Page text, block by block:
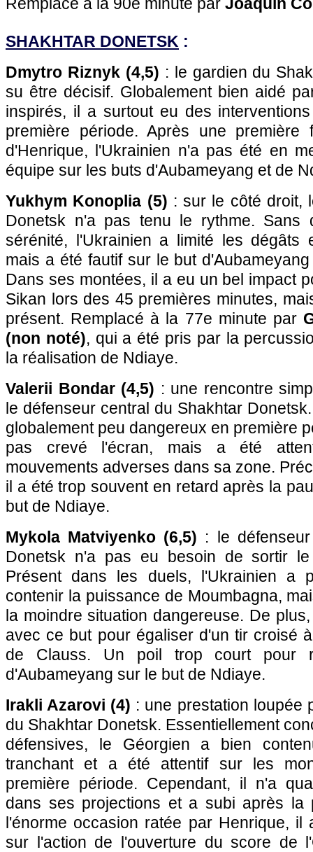
SHAKHTAR DONETSK :
Dmytro Riznyk (4,5) : le gardien du
su être décisif. Globalement bien aidé
inspirés, il a surtout eu des
première période. Après une
d'Henrique, l'Ukrainien n'a pas été en
équipe sur les buts d'Aubameyang et de
Yukhym Konoplia (5) : sur le côté droit,
Donetsk n'a pas tenu le rythme. Sans
sérénité, l'Ukrainien a limité les dégâts
mais a été fautif sur le but
Dans ses montées, il a eu un bel impact
Sikan lors des 45 premières minutes,
présent. Remplacé à la 77e minute par
(non noté), qui a été pris par la
la réalisation de Ndiaye.
Valerii Bondar (4,5) : une rencontre
le défenseur central du Shakhtar
globalement peu dangereux en première
pas crevé l'écran, mais a été
mouvements adverses dans sa zone.
il a été trop souvent en retard après la
but de Ndiaye.
Mykola Matviyenko (6,5) : le
Donetsk n'a pas eu besoin de sortir
Présent dans les duels, l'Ukrainien a
contenir la puissance de Moumbagna,
la moindre situation dangereuse. De
avec ce but pour égaliser d'un tir croisé
de Clauss. Un poil trop court pour
d'Aubameyang sur le but de Ndiaye.
Irakli Azarovi (4) : une prestation loupée
du Shakhtar Donetsk. Essentiellement
défensives, le Géorgien a bien
tranchant et a été attentif sur les
première période. Cependant, il n'a
dans ses projections et a subi après la
l'énorme occasion ratée par Henrique, il
sur l'action de l'ouverture du score de